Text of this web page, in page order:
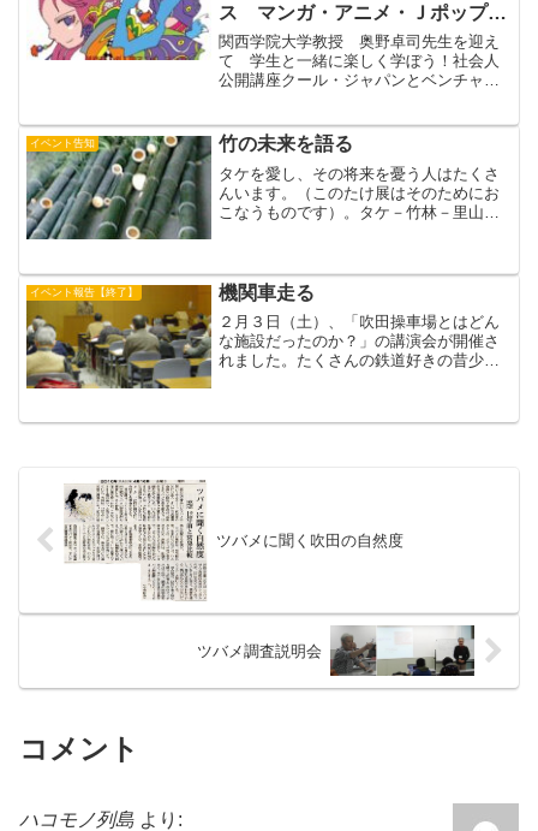
ス マンガ・アニメ・Ｊポップの
これからは
関西学院大学教授 奥野卓司先生を迎え
て 学生と一緒に楽しく学ぼう！社会人
公開講座クール・ジャパンとベンチャー
カンチョーから強要されました。あ、で
も、キューカンチョーは出...
イベント告知 竹の未来を語る
タケを愛し、その将来を憂う人はたくさ
んいます。（このたけ展はそのためにお
こなうものです）。タケ－竹林－里山の
っとも頭を痛めているのは...
イベント報告【終了】 機関車走る
２月３日（土）、「吹田操車場とはどん
な施設だったのか？」の講演会が開催さ
れました。たくさんの鉄道好きの昔少年
らきてくださったＴさん、「これほど市
ツバメに聞く吹田の自然度
ツバメ調査説明会
コメント
ハコモノ列島 より: